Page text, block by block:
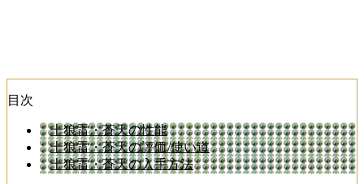
目次
十狼雷・蒼天の性能
十狼雷・蒼天の評価/使い道
十狼雷・蒼天の入手方法